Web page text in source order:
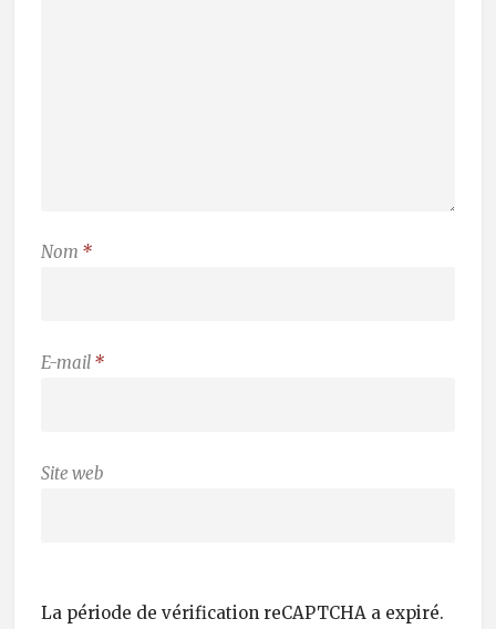
Nom *
E-mail *
Site web
La période de vérification reCAPTCHA a expiré.